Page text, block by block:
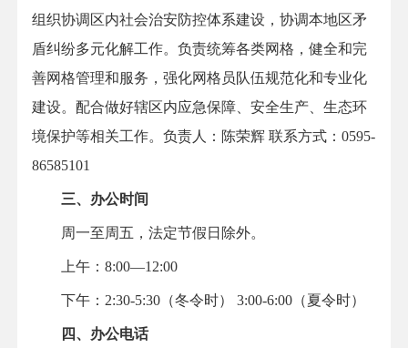
组织协调区内社会治安防控体系建设，协调本地区矛
盾纠纷多元化解工作。负责统筹各类网格，健全和完
善网格管理和服务，强化网格员队伍规范化和专业化
建设。配合做好辖区内应急保障、安全生产、生态环
境保护等相关工作。负责人：陈荣辉 联系方式：0595-
86585101
三、办公时间
周一至周五，法定节假日除外。
上午：8:00—12:00
下午：2:30-5:30（冬令时） 3:00-6:00（夏令时）
四、办公电话